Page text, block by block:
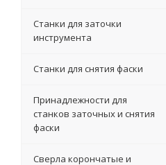
Станки для заточки
инструмента
Станки для снятия фаски
Принадлежности для
станков заточных и снятия
фаски
Сверла корончатые и